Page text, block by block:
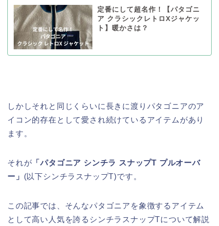
定番にして超名作！【パタゴニ
ア クラシックレトロXジャケッ
ト】暖かさは？
しかしそれと同じくらいに長きに渡りパタゴニアのア
イコン的存在として愛され続けているアイテムがあり
ます。
それが 「パタゴニア シンチラ スナップT プルオーバ
ー」 (以下シンチラスナップT)です。
この記事では、そんなパタゴニアを象徴するアイテム
として高い人気を誇るシンチラスナップTについて解説